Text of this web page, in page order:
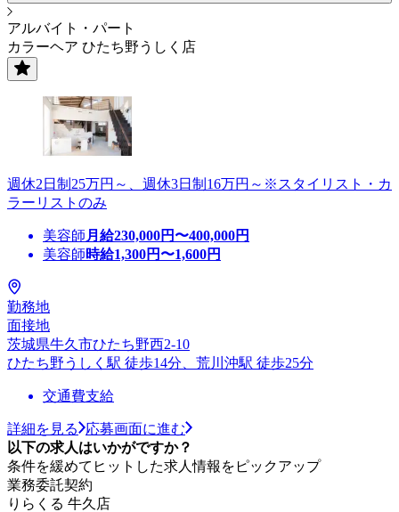
アルバイト・パート
カラーヘア ひたち野うしく店
週休2日制25万円～、週休3日制16万円～※スタイリスト・カ
ラーリストのみ
美容師 月給230,000円〜400,000円
美容師時給1,300円〜1,600円
勤務地
面接地
茨城県牛久市ひたち野西2-10
ひたち野うしく駅 徒歩14分、荒川沖駅 徒歩25分
交通費支給
詳細を見る
応募画面に進む
以下の求人はいかがですか？
条件を緩めてヒットした求人情報をピックアップ
業務委託契約
りらくる 牛久店